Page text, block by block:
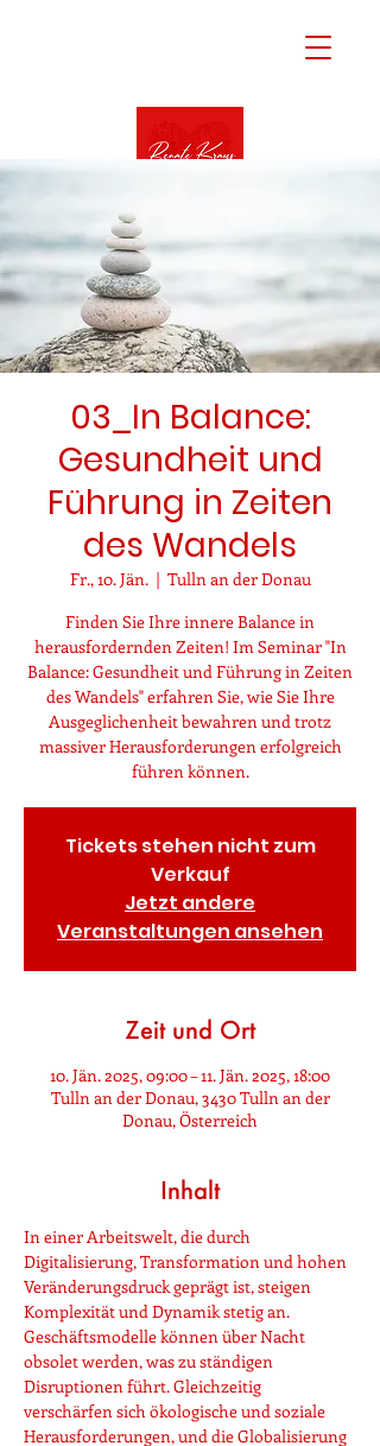
03_In Balance:
Gesundheit und
Führung in Zeiten
des Wandels
Fr., 10. Jän.
  |
Tulln an der Donau
Finden Sie Ihre innere Balance in
herausfordernden Zeiten! Im Seminar "In
Balance: Gesundheit und Führung in Zeiten
des Wandels" erfahren Sie, wie Sie Ihre
Ausgeglichenheit bewahren und trotz
massiver Herausforderungen erfolgreich
führen können.
Tickets stehen nicht zum
Verkauf
Jetzt andere
Veranstaltungen ansehen
Zeit und Ort
10. Jän. 2025, 09:00 – 11. Jän. 2025, 18:00
Tulln an der Donau, 3430 Tulln an der
Donau, Österreich
Inhalt
In einer Arbeitswelt, die durch
Digitalisierung, Transformation und hohen
Veränderungsdruck geprägt ist, steigen
Komplexität und Dynamik stetig an.
Geschäftsmodelle können über Nacht
obsolet werden, was zu ständigen
Disruptionen führt. Gleichzeitig
verschärfen sich ökologische und soziale
Herausforderungen, und die Globalisierung